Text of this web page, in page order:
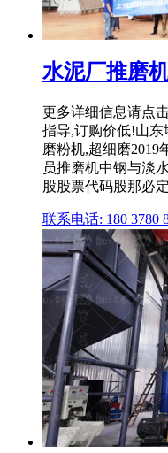
水泥厂推磨
更多详细信息请点
指导,订购价低!山
磨粉机,超细磨2019
员推磨机中钢与淡
股股票代码股那必
联系电话: 180 3780